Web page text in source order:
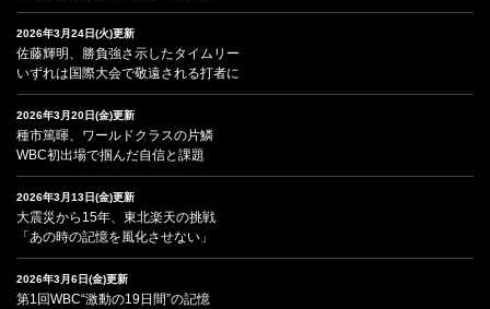
2026年3月24日(火)更新
佐藤輝明、勝負強さ示したタイムリー
いずれは国際大会で敬遠される打者に
2026年3月20日(金)更新
種市篤暉、ワールドクラスの片鱗
WBC初出場で掴んだ自信と課題
2026年3月13日(金)更新
大震災から15年、東北楽天の挑戦
「あの時の記憶を風化させない」
2026年3月6日(金)更新
第1回WBC“激動の19日間”の記憶